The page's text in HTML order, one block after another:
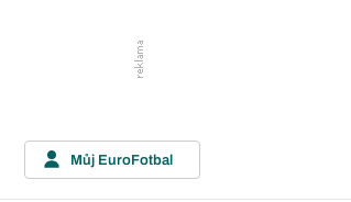
Můj EuroFotbal